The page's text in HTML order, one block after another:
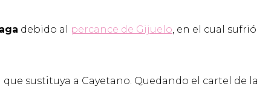
debido al percance de Gijuelo, en el cual sufrió
que sustituya a Cayetano. Quedando el cartel de la